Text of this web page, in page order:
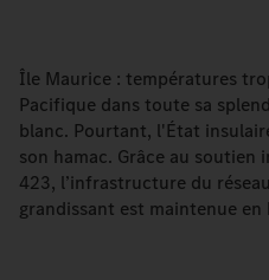
Île Maurice : températures
Pacifique dans toute sa
blanc. Pourtant, l'État
son hamac. Grâce au soutien
423, l’infrastructure du
grandissant est maintenue en